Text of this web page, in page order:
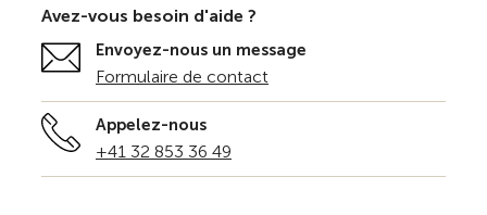
Avez-vous besoin d'aide ?
Envoyez-nous un message
Formulaire de contact
Appelez-nous
+41 32 853 36 49